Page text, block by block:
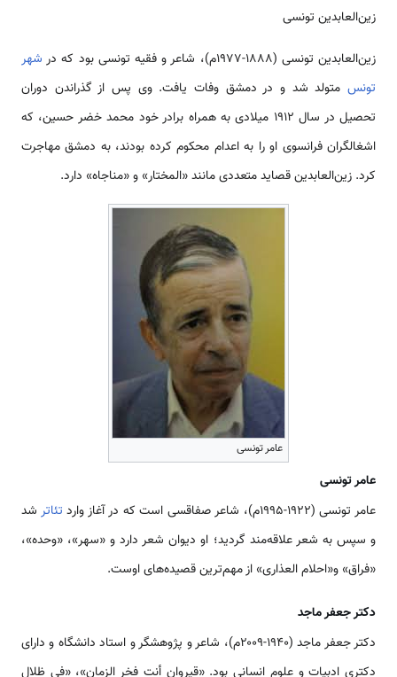
زین‌العابدین تونسی
زین‌العابدین تونسی (۱۸۸۸-۱۹۷۷م)، شاعر و فقیه تونسی بود که در
شهر
تونس متولد شد و در دمشق وفات یافت. وی پس از گذراندن دوران
تحصیل در سال ۱۹۱۲ میلادی به همراه برادر خود محمد خضر حسین، که
اشغالگران فرانسوی او را به اعدام محکوم کرده بودند، به دمشق مهاجرت
کرد. زین‌العابدین قصاید متعددی مانند «المختار» و «مناجاه» دارد.
عامر تونسی
عامر تونسی
عامر تونسی (۱۹۲۲-۱۹۹۵م)، شاعر صفاقسی است که در آغاز وارد
تئاتر شد
و سپس به شعر علاقه‌مند گردید؛ او دیوان شعر دارد و «سهر»، «وحده»،
«فراق» و«احلام العذاری» از مهم‌ترین قصیده‌های اوست.
دکتر جعفر ماجد
دکتر جعفر ماجد (۱۹۴۰-۲۰۰۹م)، شاعر و پژوهشگر و استاد دانشگاه و دارای
دکتری ادبیات و علوم انسانی بود. «قیروان أنت فخر الزمان»، «في ظلال